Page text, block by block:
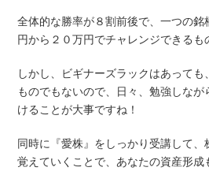
全体的な勝率が８割前後で、一つの
円から２０万円でチャレンジできるも
しかし、ビギナーズラックはあって
ものでもないので、日々、勉強しな
けることが大事ですね！
同時に『愛株』をしっかり受講して、
覚えていくことで、あなたの資産形